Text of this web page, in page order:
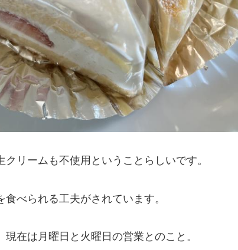
リームも不使用ということらしいです。
べられる工夫がされています。
在は月曜日と火曜日の営業とのこと。